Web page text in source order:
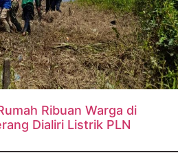
Ribuan Warga di
Dialiri Listrik PLN